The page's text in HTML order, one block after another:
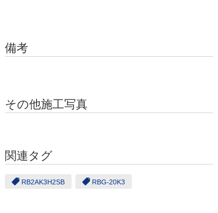
備考
その他施工写真
関連タグ
RB2AK3H2SB RBG-20K3